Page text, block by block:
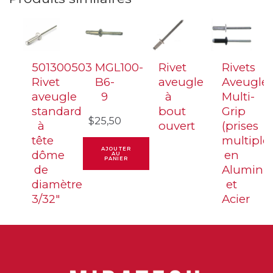
501300503
Rivet
aveugle
standard
à
tête
dôme
de
diamètre
3/32″
MGL100-
B6-
9
$25,50
AJOUTER
AU
PANIER
Rivet
aveugle
à
bout
ouvert
Rivets
Aveugles
Multi-
Grip
(prises
en
et
Acier